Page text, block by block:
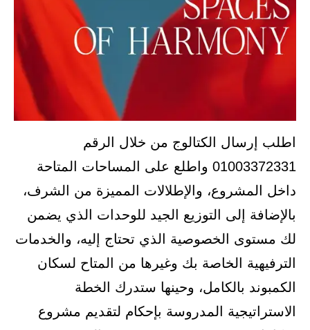
اطلب إرسال الكتالوج من خلال الرقم
01003372331 واطلع على المساحات المتاحة
داخل المشروع، والإطلالات المميزة من الشرف،
بالإضافة إلى التوزيع الجيد للوحدات الذي يضمن
لك مستوى الخصوصية الذي تحتاج إليه، والخدمات
الترفيهية الخاصة بك وغيرها من المتاح لسكان
الكمبوند بالكامل، وحينها ستدرك الخطة
الاستراتيجية المدروسة بإحكام لتقديم مشروع